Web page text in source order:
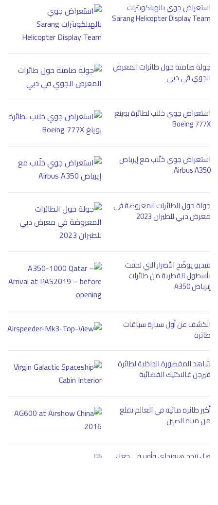
استعراض جوي بالهيلكوبترات
Sarang Helicopter Display Team
جولة صامتة حول طائرات المعرض
الجوي في دبي
استعراض جوي خلاب لطائرة بوينغ
Boeing 777X
استعراض جوي خلّاب مع إيرباص
Airbus A350
جولة حول الطائرات المعروضة في
معرض دبي للطيران 2023
فيديو يوضّح الأضرار التي لحقت
بأسطول القطرية من طائرات
إيرباص A350
الكشف عن أول سيارة سباقات
طائرة
شاهد المقصورة الداخلية لطائرة
فيرجن غالاكتيك الفضائية
أكبر طائرة مائية في العالم تقلع
من مياه الصين
هل تنجح هيونداي وأوبر في جعل